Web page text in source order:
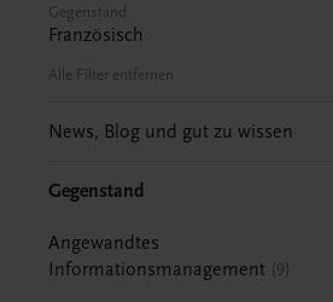
Gegenstand
Französisch
Alle Filter entfernen
News, Blog und gut zu wissen
Gegenstand
Angewandtes
Informationsmanagement 9